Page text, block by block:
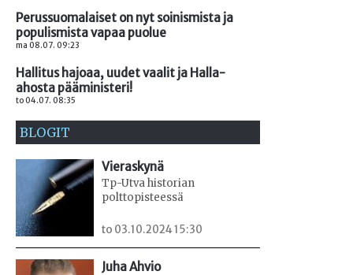
Perussuomalaiset on nyt soinismista ja
populismista vapaa puolue
ma 08.07. 09:23
Hallitus hajoaa, uudet vaalit ja Halla-
ahosta pääministeri!
to 04.07. 08:35
BLOGIT
Vieraskynä
Tp-Utva historian
polttopisteessä
to 03.10.2024 15:30
Juha Ahvio